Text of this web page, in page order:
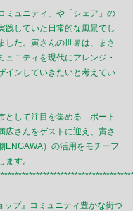
ミュニティ」や「シェア」の
践していた日常的な風景でし
した。寅さんの世界は、まさ
ニティを現代にアレンジ・
インしていきたいと考えてい
として注目を集める「ポート
広さんをゲストに迎え、寅さ
ENGAWA）の活用をモチーフ
す。
ップ』コミュニティ豊かな街づ